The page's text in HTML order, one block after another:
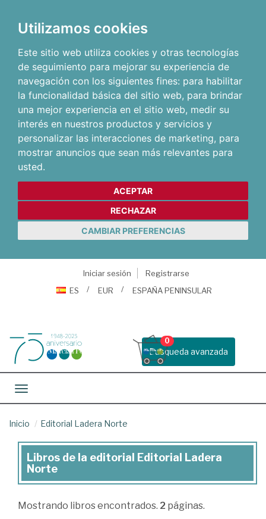
Utilizamos cookies
Este sitio web utiliza cookies y otras tecnologías
de seguimiento para mejorar su experiencia de
navegación con los siguientes fines: para habilitar
la funcionalidad básica del sitio web, para brindar
una mejor experiencia en el sitio web, medir su
interés en nuestros productos y servicios y
personalizar las interacciones de marketing, para
mostrar anuncios que sean más relevantes para
usted.
ACEPTAR
RECHAZAR
CAMBIAR PREFERENCIAS
Iniciar sesión
Registrarse
ES
EUR ESPAÑA PENINSULAR
Busqueda avanzada
0
Toggle navigation
Inicio Editorial Ladera Norte
Libros
de
la
Libros de la editorial Editorial Ladera
Norte
Mostrando libros encontrados. 2 páginas.